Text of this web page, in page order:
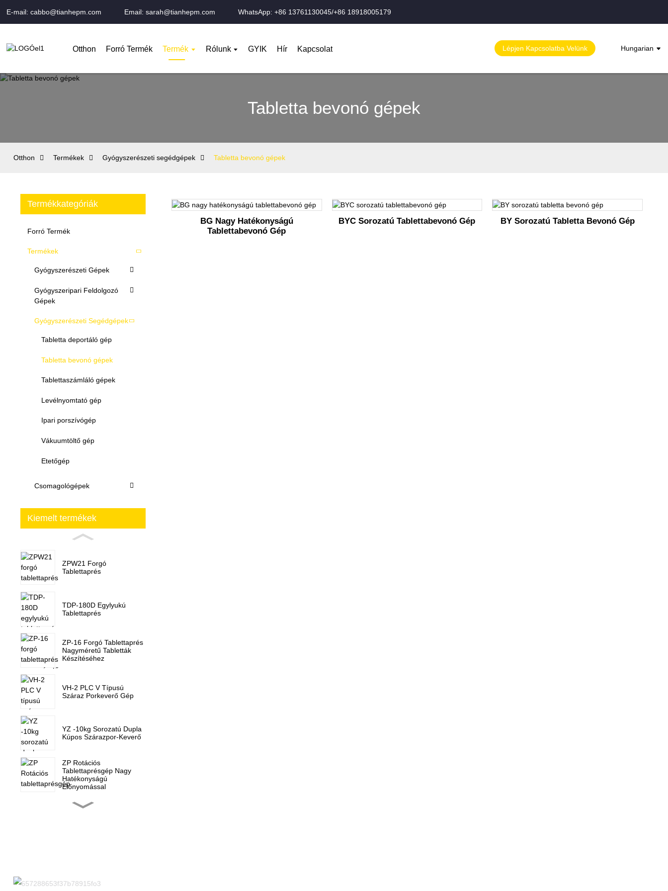
E-mail: cabbo@tianhepm.com Email: sarah@tianhepm.com WhatsApp: +86 13761130045/+86 18918005179
Otthon Forró Termék Termék Rólunk GYIK Hír Kapcsolat Lépjen Kapcsolatba Velünk Hungarian
Tabletta bevonó gépek
Otthon Termékek Gyógyszerészeti segédgépek Tabletta bevonó gépek
Termékkategóriák
Forró Termék
Termékek
Gyógyszerészeti Gépek
Gyógyszeripari Feldolgozó
Gépek
Gyógyszerészeti Segédgépek
Tabletta deportáló gép
Tabletta bevonó gépek
Tablettaszámláló gépek
Levélnyomtató gép
Ipari porszívógép
Vákuumtöltő gép
Etetőgép
Csomagológépek
Kiemelt termékek
ZPW21 Forgó
Tablettaprés
TDP-180D Egylyukú
Tablettaprés
ZP-16 Forgó Tablettaprés
Nagyméretű Tabletták
Készítéséhez
VH-2 PLC V Típusú
Száraz Porkeverő Gép
YZ -10kg Sorozatú Dupla
Kúpos Szárazpor-Keverő
ZP Rotációs
Tablettaprésgép Nagy
Hatékonyságú
Előnyomással
ZP-15F Forgó
BG Nagy Hatékonyságú
Tablettabevonó Gép
BYC Sorozatú Tablettabevonó Gép BY Sorozatú Tabletta Bevonó Gép